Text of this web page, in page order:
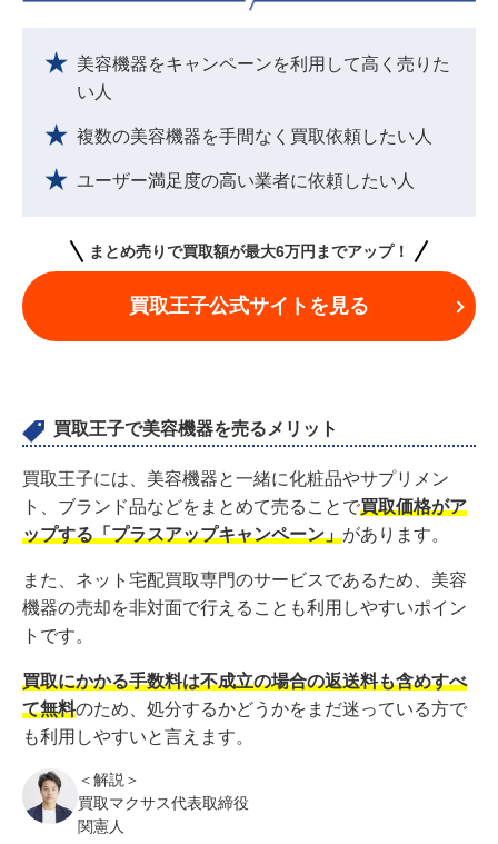
美容機器をキャンペーンを利用して高く売りた
い人
複数の美容機器を手間なく買取依頼したい人
ユーザー満足度の高い業者に依頼したい人
まとめ売りで買取額が最大6万円までアップ！
買取王子公式サイトを見る
買取王子で美容機器を売るメリット
買取王子には、美容機器と一緒に化粧品やサプリメン
ト、ブランド品などをまとめて売ることで買取価格がア
ップする「プラスアップキャンペーン」があります。
また、ネット宅配買取専門のサービスであるため、美容
機器の売却を非対面で行えることも利用しやすいポイン
トです。
買取にかかる手数料は不成立の場合の返送料も含めすべ
て無料のため、処分するかどうかをまだ迷っている方で
も利用しやすいと言えます。
＜解説＞
買取マクサス代表取締役
関憲人